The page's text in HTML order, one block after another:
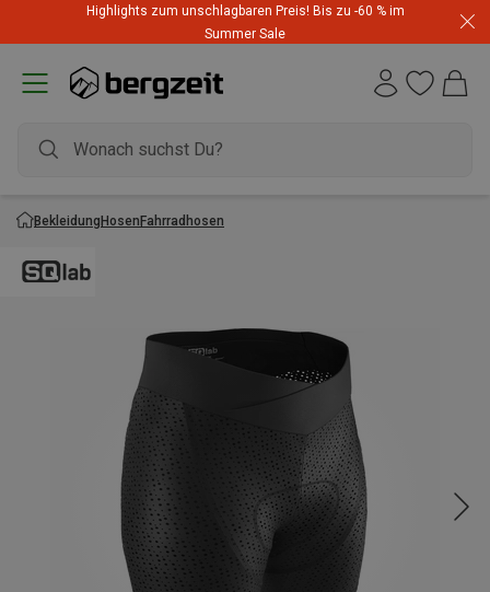
Highlights zum unschlagbaren Preis! Bis zu -60 % im
Summer Sale
BekleidungHosenFahrradhosen